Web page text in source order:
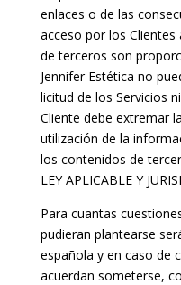
enlaces o de las
acceso por los Clientes
de terceros son
Jennifer Estética no
licitud de los Servicios
Cliente debe extremar
utilización de la
los contenidos de
LEY APLICABLE Y
Para cuantas
pudieran plantearse
española y en caso de
acuerdan someterse,